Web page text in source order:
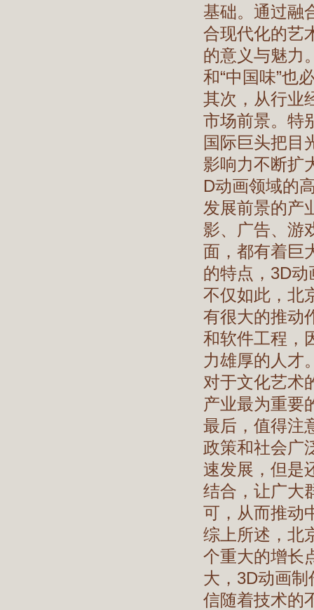
基础。通过融
合现代化的艺
的意义与魅力
和“中国味”也
其次，从行业
市场前景。特
国际巨头把目
影响力不断扩
D动画领域的
发展前景的产
影、广告、游
面，都有着巨
的特点，3D
不仅如此，北
有很大的推动
和软件工程，
力雄厚的人才
对于文化艺术
产业最为重要
最后，值得注
政策和社会广
速发展，但是
结合，让广大
可，从而推动
综上所述，北
个重大的增长
大，3D动画
信随着技术的